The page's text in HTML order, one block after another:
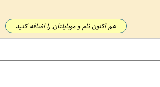
هم اکنون نام و موبایلتان را اضافه کنید